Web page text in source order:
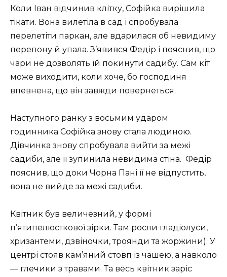
Коли Іван відчинив клітку, Софійка вирішила
тікати. Вона вилетіла в сад і спробувала
перелетіти паркан, але вдарилася об невидиму
перепону й упала. З’явився Федір і пояснив, що
чари не дозволять їй покинути садибу. Сам кіт
може виходити, коли хоче, бо господиня
впевнена, що він завжди повернеться.
Наступного ранку з восьмим ударом
годинника Софійка знову стала людиною.
Дівчинка знову спробувала вийти за межі
садиби, але її зупинила невидима стіна. Федір
пояснив, що доки Чорна Пані її не відпустить,
вона не вийде за межі садиби.
Квітник був величезний, у формі
п’ятипелюсткової зірки. Там росли гладіолуси,
хризантеми, дзвіночки, троянди та жоржини). У
центрі стояв кам’яний стовп із чашею, а навколо
— глечики з травами. Та весь квітник заріс